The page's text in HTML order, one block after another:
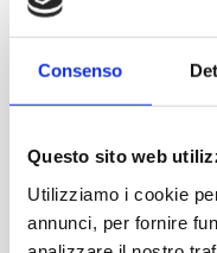
Consenso
Questo sito web
Utilizziamo i cookie
annunci, per fornire